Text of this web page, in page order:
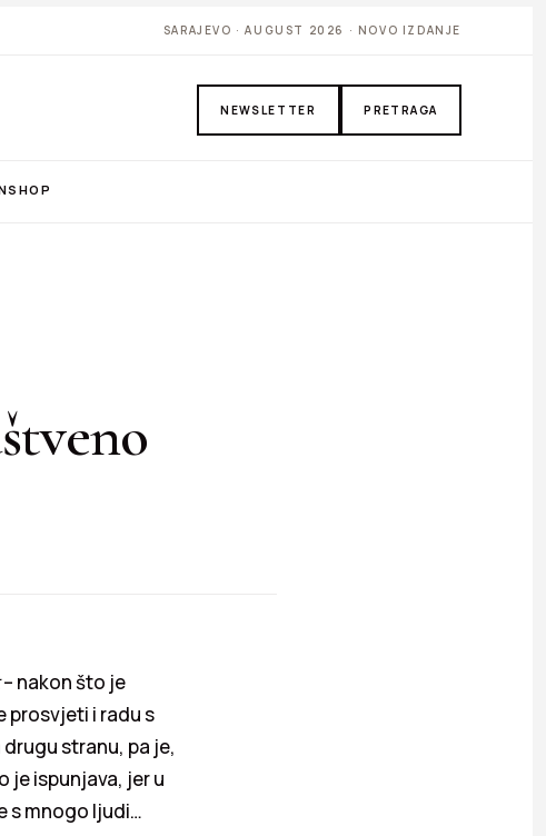
SARAJEVO · AUGUST 2026 · NOVO IZDANJE
NEWSLETTER PRETRAGA
SHOP
– nakon što je
prosvjeti i radu s
stranu, pa je,
je ispunjava, jer u
s mnogo ljudi…